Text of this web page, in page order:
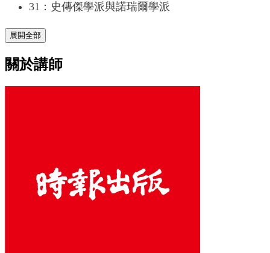
31：史傳傑學派與諾瑞爾學派
展開全部
關於講師